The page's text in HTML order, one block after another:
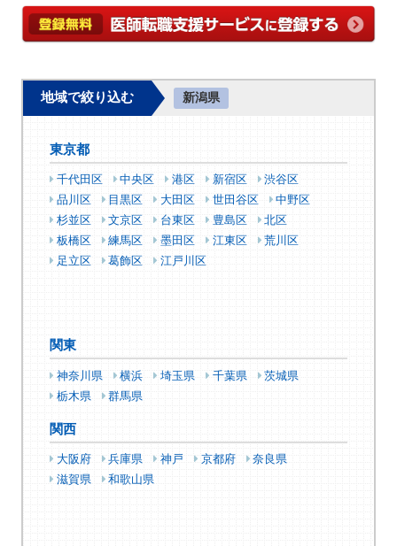
地域で絞り込む 新潟県
東京都
千代田区 中央区 港区 新宿区
渋谷区
品川区
目黒区 大田区 世田谷区
中野区
杉並区
文京区 台東区 豊島区
北区
板橋区
練馬区 墨田区 江東区
荒川区
足立区
葛飾区 江戸川区
関東
神奈川県 横浜 埼玉県 千葉県
茨城県
栃木県
群馬県
関西
大阪府 兵庫県 神戸 京都府
奈良県
滋賀県
和歌山県